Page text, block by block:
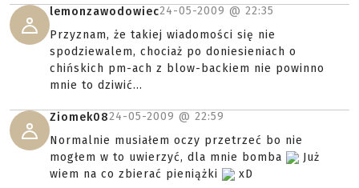
lemonzawodowiec24-05-2009 @ 22:35
Przyznam, że takiej wiadomości się nie
spodziewalem, chociaż po doniesieniach o
chińskich pm-ach z blow-backiem nie powinno
mnie to dziwić...
Ziomek0824-05-2009 @ 22:59
Normalnie musiałem oczy przetrzeć bo nie
mogłem w to uwierzyć, dla mnie bomba
Już
wiem na co zbierać pieniążki
xD